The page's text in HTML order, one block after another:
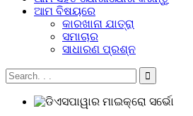
ଆମ ବିଷୟରେ
କାରଖାନା ଯାତ୍ରା
ସମାଚାର
ସାଧାରଣ ପ୍ରଶ୍ନ